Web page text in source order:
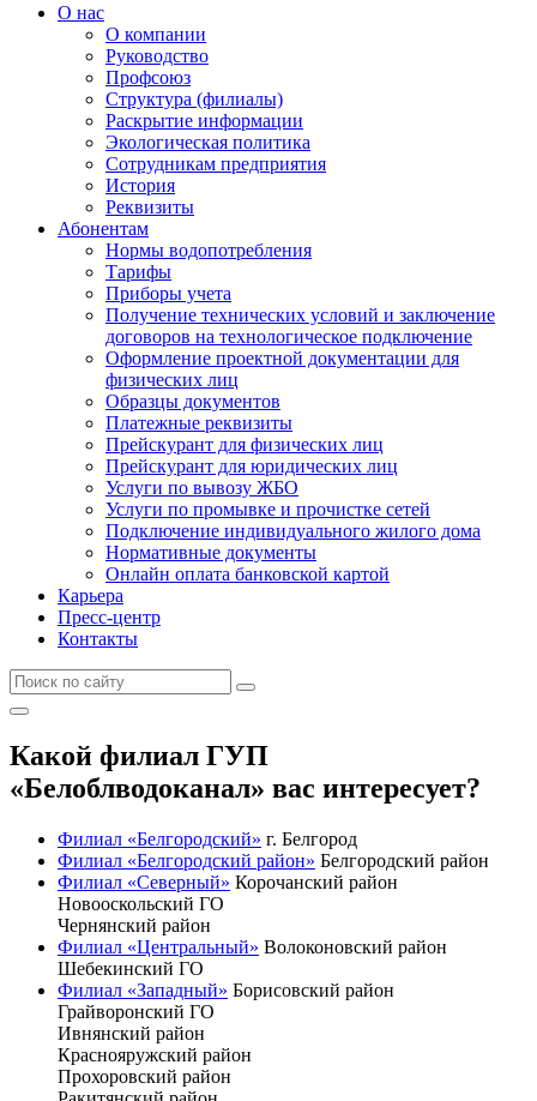
О нас
О компании
Руководство
Профсоюз
Структура (филиалы)
Раскрытие информации
Экологическая политика
Сотрудникам предприятия
История
Реквизиты
Абонентам
Нормы водопотребления
Тарифы
Приборы учета
Получение технических условий и заключение
договоров на технологическое подключение
Оформление проектной документации для
физических лиц
Образцы документов
Платежные реквизиты
Прейскурант для физических лиц
Прейскурант для юридических лиц
Услуги по вывозу ЖБО
Услуги по промывке и прочистке сетей
Подключение индивидуального жилого дома
Нормативные документы
Онлайн оплата банковской картой
Карьера
Пресс-центр
Контакты
Какой филиал ГУП
«Белоблводоканал» вас интересует?
Филиал «Белгородский» г. Белгород
Филиал «Белгородский район» Белгородский район
Филиал «Северный» Корочанский район
Новооскольский ГО
Чернянский район
Филиал «Центральный» Волоконовский район
Шебекинский ГО
Филиал «Западный» Борисовский район
Грайворонский ГО
Ивнянский район
Краснояружский район
Прохоровский район